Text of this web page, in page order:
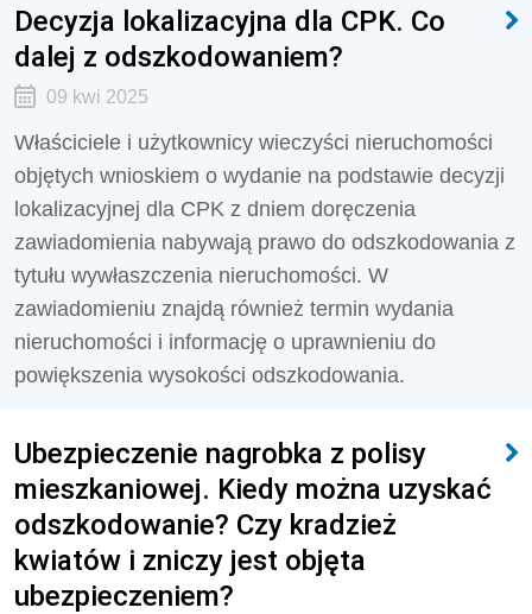
Decyzja lokalizacyjna dla CPK. Co
dalej z odszkodowaniem?
09 kwi 2025
Właściciele i użytkownicy wieczyści nieruchomości
objętych wnioskiem o wydanie na podstawie decyzji
lokalizacyjnej dla CPK z dniem doręczenia
zawiadomienia nabywają prawo do odszkodowania z
tytułu wywłaszczenia nieruchomości. W
zawiadomieniu znajdą również termin wydania
nieruchomości i informację o uprawnieniu do
powiększenia wysokości odszkodowania.
Ubezpieczenie nagrobka z polisy
mieszkaniowej. Kiedy można uzyskać
odszkodowanie? Czy kradzież
kwiatów i zniczy jest objęta
ubezpieczeniem?